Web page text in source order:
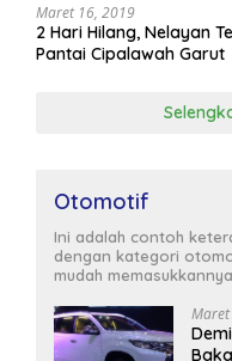
Maret 16, 2019
2 Hari Hilang, Nelayan
Pantai Cipalawah Garut
Otomotif
Ini adalah contoh
dengan kategori
mudah